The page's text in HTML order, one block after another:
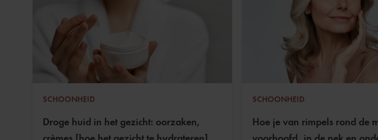
SCHOONHEID
Droge huid in het gezicht: oorzaken,
SCHOONHEID
Hoe je van rimpels rond de